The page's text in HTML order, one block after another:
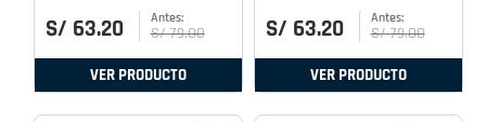
S/ 63.20 S/ 79.00
VER PRODUCTO
S/ 63.20 S/ 79.00
VER PRODUCTO